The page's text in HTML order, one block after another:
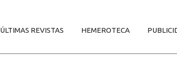
ÚLTIMAS REVISTAS HEMEROTECA